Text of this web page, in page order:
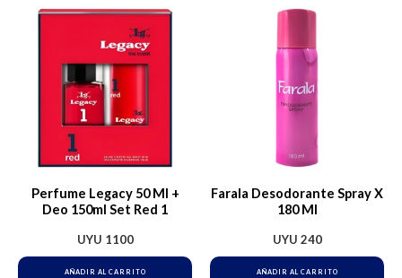
Perfume Legacy 50 Ml +
Deo 150ml Set Red 1
UYU 1100
AÑADIR AL CARRITO
Farala Desodorante Spray X
180 Ml
UYU 240
AÑADIR AL CARRITO